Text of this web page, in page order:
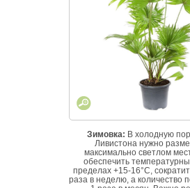
Зимовка: В холодную
Ливистона нужно
максимально светлом
обеспечить
пределах +15-16°С,
раза в неделю, а количество